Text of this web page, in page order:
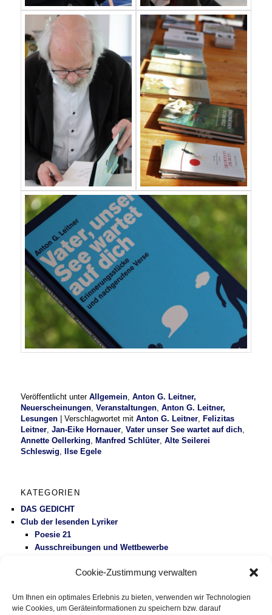
Cookie-Zustimmung verwalten
Um Ihnen ein optimales Erlebnis zu bieten, verwenden wir Technologien
wie Cookies, um Geräteinformationen zu speichern bzw. darauf
Veröffentlicht unter Allgemein ,Anton G. Leitner,
Neuerscheinungen ,Veranstaltungen ,Anton G. Leitner,
Lesungen |Verschlagwortet mit Anton G. Leitner ,Felizitas
Leitner ,Jan-Eike Hornauer ,Vater unser See wartet auf dich
Annette Oellerking ,Manfred Schlüter ,Alte Seilerei
Schleswig ,Ilse Egele
KATEGORIEN
DAS GEDICHT
Club der lesenden Lyriker
Poesie 21
Ausschreibungen und Wettbewerbe
Gesundheitspolitik
Vermischtes